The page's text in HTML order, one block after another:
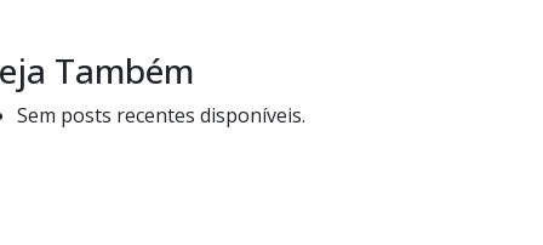
Também
Sem posts recentes disponíveis.